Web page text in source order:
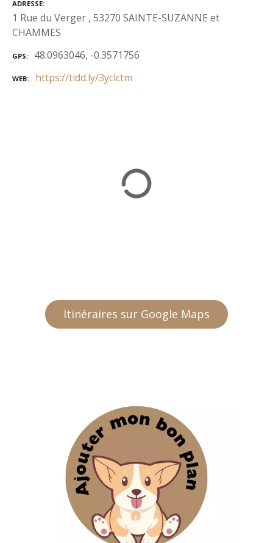
ADRESSE
1 Rue du Verger , 53270 SAINTE-SUZANNE et
CHAMMES
GPS 48.0963046, -0.3571756
WEB https://tidd.ly/3yclctm
Itinéraires sur Google Maps